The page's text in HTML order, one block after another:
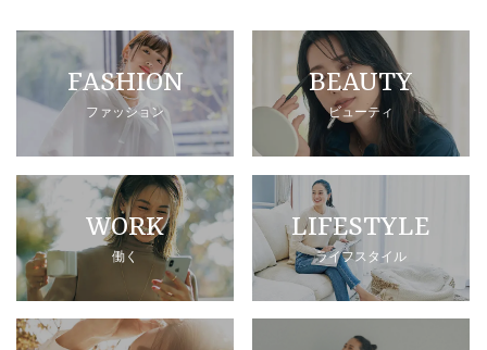
FASHION
ファッション
BEAUTY
ビューティ
WORK
働く
LIFESTYLE
ライフスタイル